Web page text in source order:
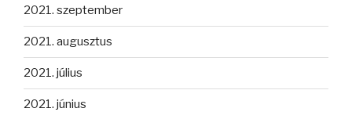
2021. szeptember
2021. augusztus
2021. július
2021. június